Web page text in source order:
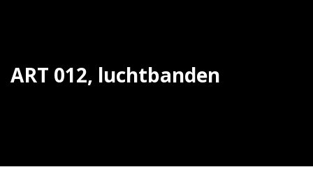
ART 012, luchtbanden